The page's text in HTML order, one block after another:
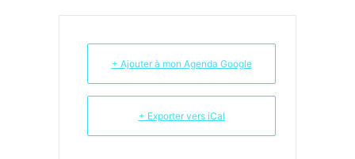
+ Ajouter à mon Agenda Google
+ Exporter vers iCal